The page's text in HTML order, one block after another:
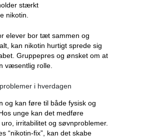
stærkt
nikotin.
elever bor tæt sammen og
kan nikotin hurtigt sprede sig
Gruppepres og ønsket om at
væsentlig rolle.
i hverdagen
og kan føre til både fysisk og
unge kan det medføre
irritabilitet og søvnproblemer.
“nikotin-fix”, kan det skabe